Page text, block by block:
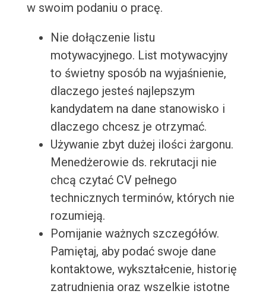
w swoim podaniu o pracę.
Nie dołączenie listu
motywacyjnego. List motywacyjny
to świetny sposób na wyjaśnienie,
dlaczego jesteś najlepszym
kandydatem na dane stanowisko i
dlaczego chcesz je otrzymać.
Używanie zbyt dużej ilości żargonu.
Menedżerowie ds. rekrutacji nie
chcą czytać CV pełnego
technicznych terminów, których nie
rozumieją.
Pomijanie ważnych szczegółów.
Pamiętaj, aby podać swoje dane
kontaktowe, wykształcenie, historię
zatrudnienia oraz wszelkie istotne